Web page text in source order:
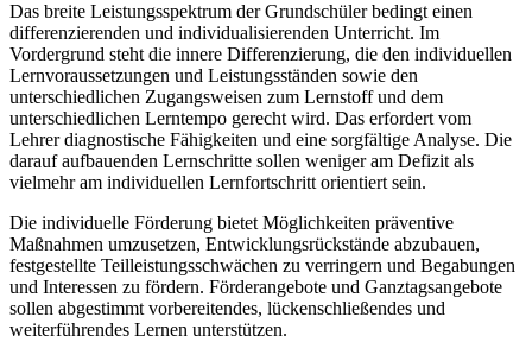
Das breite Leistungsspektrum der Grundschüler bedingt einen
differenzierenden und individualisierenden Unterricht. Im
Vordergrund steht die innere Differenzierung, die den individuellen
Lernvoraussetzungen und Leistungsständen sowie den
unterschiedlichen Zugangsweisen zum Lernstoff und dem
unterschiedlichen Lerntempo gerecht wird. Das erfordert vom
Lehrer diagnostische Fähigkeiten und eine sorgfältige Analyse. Die
darauf aufbauenden Lernschritte sollen weniger am Defizit als
vielmehr am individuellen Lernfortschritt orientiert sein.
Die individuelle Förderung bietet Möglichkeiten präventive
Maßnahmen umzusetzen, Entwicklungsrückstände abzubauen,
festgestellte Teilleistungsschwächen zu verringern und Begabungen
und Interessen zu fördern. Förderangebote und Ganztagsangebote
sollen abgestimmt vorbereitendes, lückenschließendes und
weiterführendes Lernen unterstützen.